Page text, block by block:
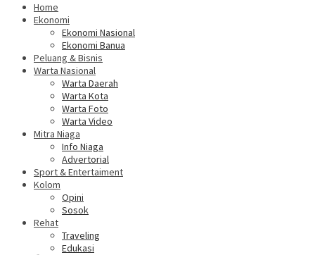
Home
Ekonomi
Ekonomi Nasional
Ekonomi Banua
Peluang & Bisnis
Warta Nasional
Warta Daerah
Warta Kota
Warta Foto
Warta Video
Mitra Niaga
Info Niaga
Advertorial
Sport & Entertaiment
Kolom
Opini
Sosok
Rehat
Traveling
Edukasi